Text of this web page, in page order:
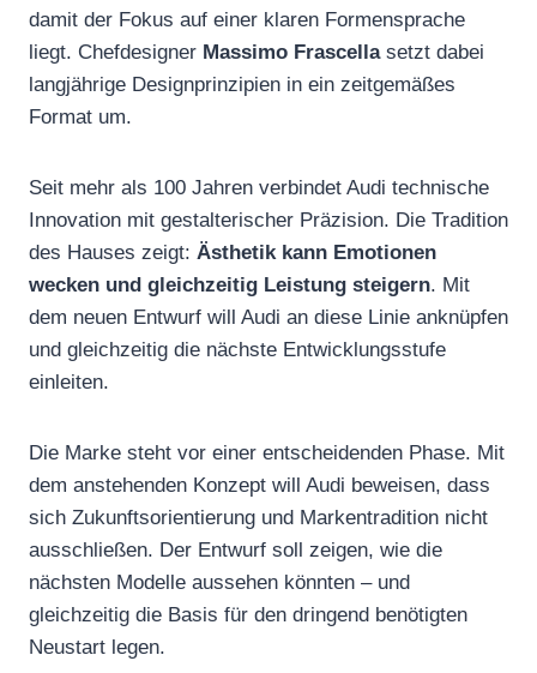
damit der Fokus auf einer klaren Formensprache
liegt. Chefdesigner Massimo Frascellasetzt dabei
langjährige Designprinzipien in ein zeitgemäßes
Format um.
Seit mehr als 100 Jahren verbindet Audi technische
Innovation mit gestalterischer Präzision. Die Tradition
des Hauses zeigt: Ästhetik kann Emotionen
wecken und gleichzeitig Leistung steigern. Mit
dem neuen Entwurf will Audi an diese Linie anknüpfen
und gleichzeitig die nächste Entwicklungsstufe
einleiten.
Die Marke steht vor einer entscheidenden Phase. Mit
dem anstehenden Konzept will Audi beweisen, dass
sich Zukunftsorientierung und Markentradition nicht
ausschließen. Der Entwurf soll zeigen, wie die
nächsten Modelle aussehen könnten – und
gleichzeitig die Basis für den dringend benötigten
Neustart legen.